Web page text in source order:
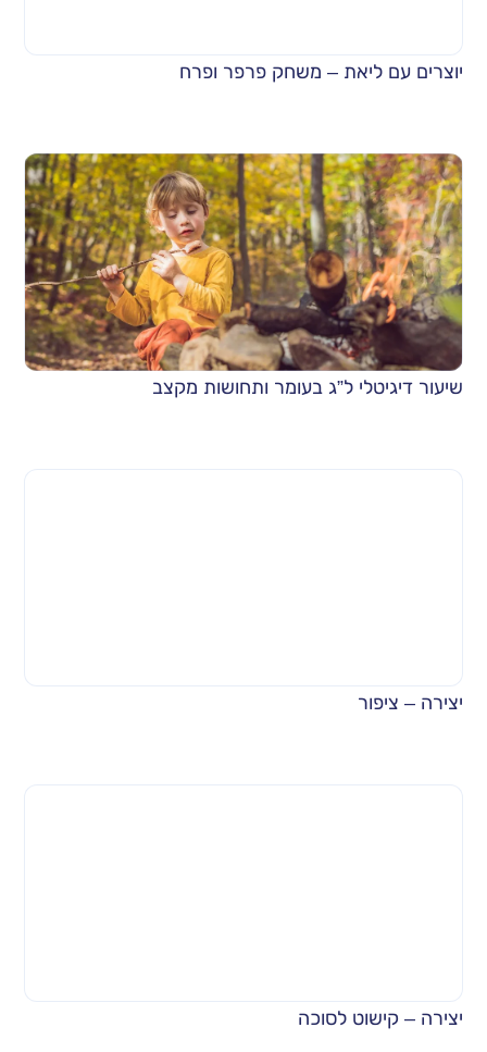
יוצרים עם ליאת – משחק פרפר ופרח
שיעור דיגיטלי ל”ג בעומר ותחושות מקצב
יצירה – ציפור
יצירה – קישוט לסוכה